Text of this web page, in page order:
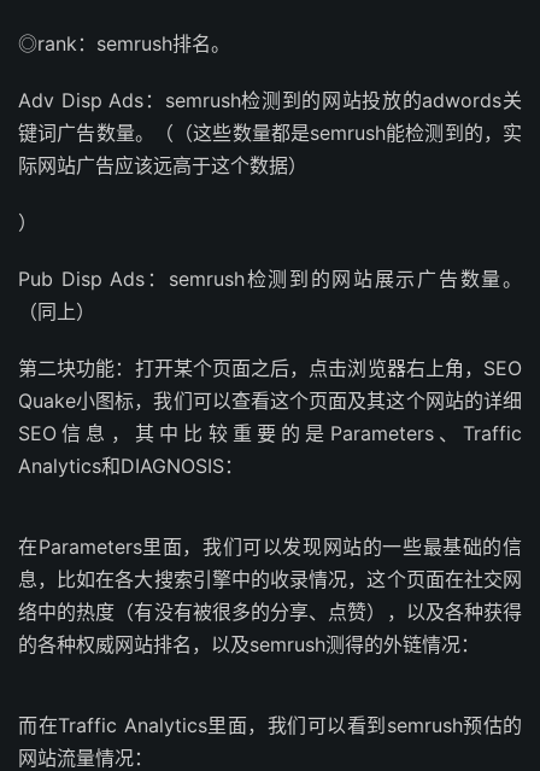
◎rank：semrush排名。
Adv Disp Ads：semrush检测到的网站投放的adwords关
键词广告数量。（（这些数量都是semrush能检测到的，实
际网站广告应该远高于这个数据）
）
Pub Disp Ads：semrush检测到的网站展示广告数量。
（同上）
第二块功能：打开某个页面之后，点击浏览器右上角，SEO
Quake小图标，我们可以查看这个页面及其这个网站的详细
SEO信息，其中比较重要的是Parameters、Traffic
Analytics和DIAGNOSIS：
在Parameters里面，我们可以发现网站的一些最基础的信
息，比如在各大搜索引擎中的收录情况，这个页面在社交网
络中的热度（有没有被很多的分享、点赞），以及各种获得
的各种权威网站排名，以及semrush测得的外链情况：
而在Traffic Analytics里面，我们可以看到semrush预估的
网站流量情况：